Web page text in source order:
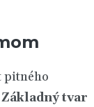
pitného
Základný tvar